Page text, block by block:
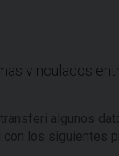
vinculados
algunos
los siguientes